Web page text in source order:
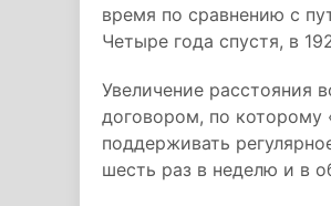
время по сравнению с
Четыре года спустя, в
Увеличение расстояния
договором, по которому
поддерживать
шесть раз в неделю и в